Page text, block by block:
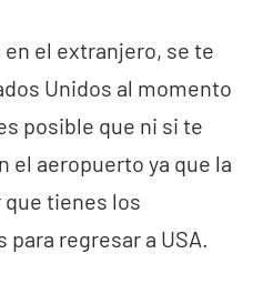
el extranjero, se te
Unidos al momento
posible que ni si te
el aeropuerto ya que la
tienes los
regresar a USA.